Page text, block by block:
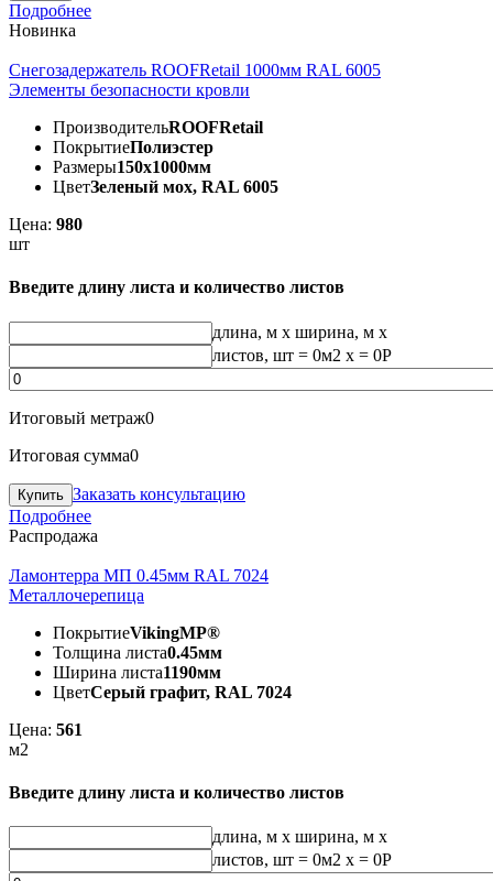
Подробнее
Новинка
Снегозадержатель ROOFRetail 1000мм RAL 6005
Элементы безопасности кровли
ПроизводительROOFRetail
ПокрытиеПолиэстер
Размеры150х1000мм
ЦветЗеленый мох, RAL 6005
Цена: 980
шт
Введите длину листа и количество листов
длина, м x ширина, м x
листов, шт = 0м2 x = 0Р
Итоговый метраж0
Итоговая сумма0
Заказать консультацию
Подробнее
Распродажа
Ламонтерра МП 0.45мм RAL 7024
Металлочерепица
ПокрытиеVikingMP®
Толщина листа0.45мм
Ширина листа1190мм
ЦветСерый графит, RAL 7024
Цена: 561
м2
Введите длину листа и количество листов
длина, м x ширина, м x
листов, шт = 0м2 x = 0Р